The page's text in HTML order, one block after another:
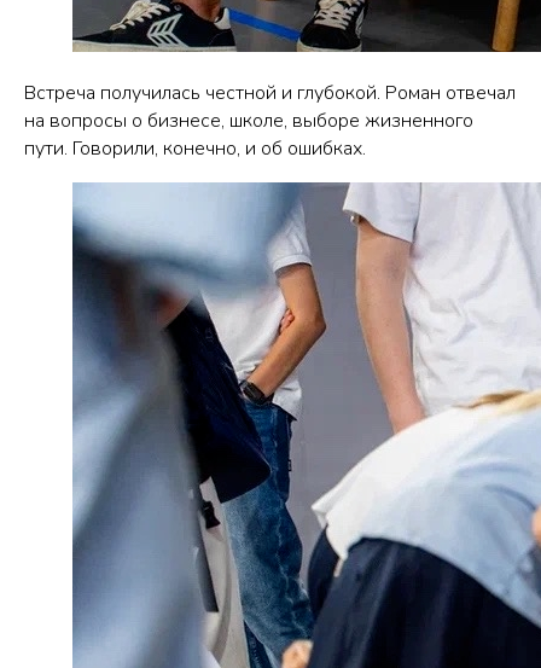
Встреча получилась честной и глубокой. Роман отвечал
на вопросы о бизнесе, школе, выборе жизненного
пути. Говорили, конечно, и об ошибках.